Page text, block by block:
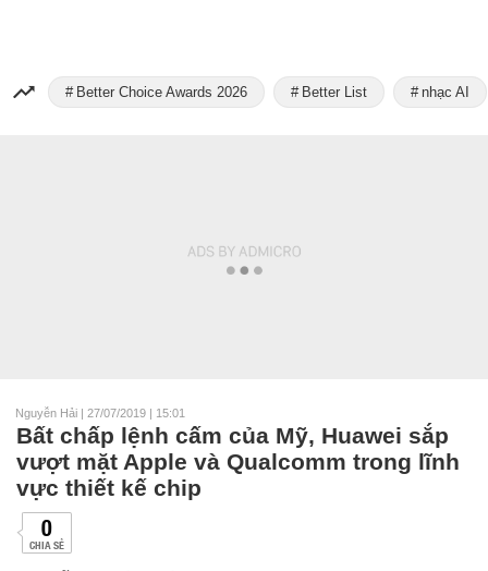
Better Choice Awards 2026 Better List nhạc AI
Nguyễn Hải | 27/07/2019 | 15:01
Bất chấp lệnh cấm của Mỹ, Huawei sắp
vượt mặt Apple và Qualcomm trong lĩnh
vực thiết kế chip
0
CHIA SẺ